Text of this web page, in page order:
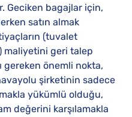
Geciken bagajlar için,
satın almak
(tuvalet
maliyetini geri talep
gereken önemli nokta,
şirketinin sadece
yükümlü olduğu,
değerini karşılamakla